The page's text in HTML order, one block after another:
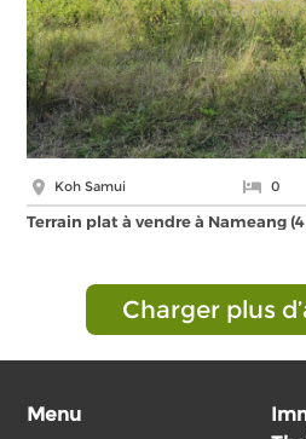
Koh Samui 0
Terrain plat à vendre à Nameang
Charger plus
Menu